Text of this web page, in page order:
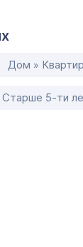
Дом »
Старше 5-ти